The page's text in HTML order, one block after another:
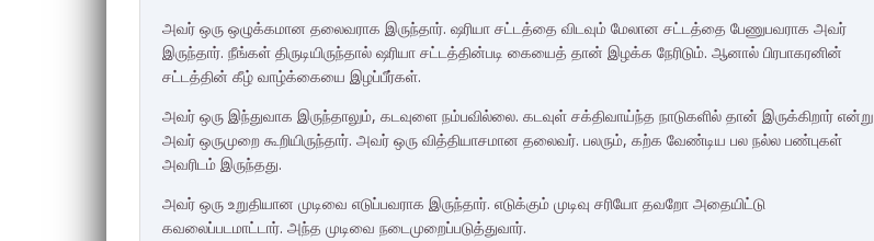
அவர் ஒரு ஒழுக்கமான தலைவராக இருந்தார். ஷரியா சட்டத்தை விடவும் மேலான சட்டத்தை பேணுபவராக அவர்
இருந்தார். நீங்கள் திருடியிருந்தால் ஷரியா சட்டத்தின்படி கையைத் தான் இழக்க நேரிடும். ஆனால் பிரபாகரனின்
சட்டத்தின் கீழ் வாழ்க்கையை இழப்பீர்கள்.
அவர் ஒரு இந்துவாக இருந்தாலும், கடவுளை நம்பவில்லை. கடவுள் சக்திவாய்ந்த நாடுகளில் தான் இருக்கிறார் என்று
அவர் ஒருமுறை கூறியிருந்தார். அவர் ஒரு வித்தியாசமான தலைவர். பலரும், கற்க வேண்டிய பல நல்ல பண்புகள்
அவரிடம் இருந்தது.
அவர் ஒரு உறுதியான முடிவை எடுப்பவராக இருந்தார். எடுக்கும் முடிவு சரியோ தவறோ அதையிட்டு
கவலைப்படமாட்டார். அந்த முடிவை நடைமுறைப்படுத்துவார்.